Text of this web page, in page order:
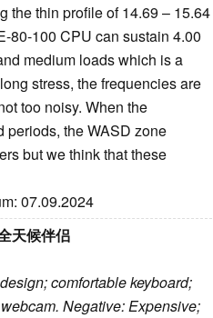
the thin profile of 14.69 – 15.64
80-100 CPU can sustain 4.00
medium loads which is a
stress, the frequencies are
too noisy. When the
periods, the WASD zone
but we think that these
07.09.2024
天候伴侣
comfortable keyboard;
Negative: Expensive;